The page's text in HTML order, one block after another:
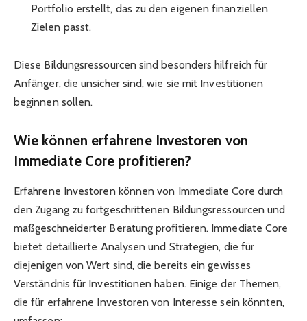
Portfolio erstellt, das zu den eigenen finanziellen
Zielen passt.
Diese Bildungsressourcen sind besonders hilfreich für
Anfänger, die unsicher sind, wie sie mit Investitionen
beginnen sollen.
Wie können erfahrene Investoren von
Immediate Core profitieren?
Erfahrene Investoren können von Immediate Core durch
den Zugang zu fortgeschrittenen Bildungsressourcen und
maßgeschneiderter Beratung profitieren. Immediate Core
bietet detaillierte Analysen und Strategien, die für
diejenigen von Wert sind, die bereits ein gewisses
Verständnis für Investitionen haben. Einige der Themen,
die für erfahrene Investoren von Interesse sein könnten,